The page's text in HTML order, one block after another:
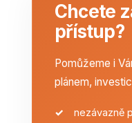
Chcete
přístup?
Pomůžeme i
plánem,
nezávazně